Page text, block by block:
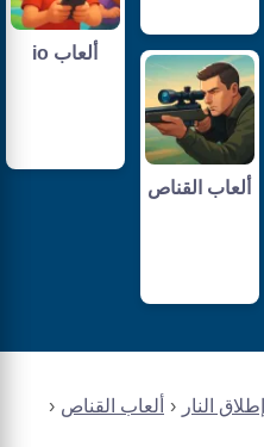
النار
ألعاب القناص
ألعاب io
ألعاب القناص